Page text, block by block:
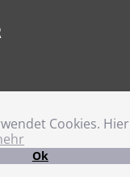
Cookies. Hier
Ok